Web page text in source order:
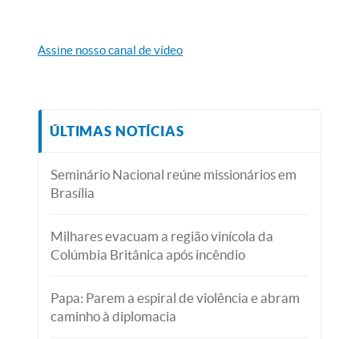
Assine nosso canal de vídeo
ÚLTIMAS NOTÍCIAS
Seminário Nacional reúne missionários em
Brasília
Milhares evacuam a região vinícola da
Colúmbia Britânica após incêndio
Papa: Parem a espiral de violência e abram
caminho à diplomacia